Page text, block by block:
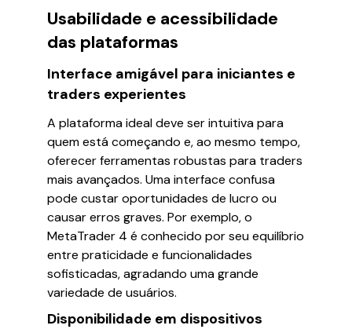
Usabilidade e acessibilidade
das plataformas
Interface amigável para iniciantes e
traders experientes
A plataforma ideal deve ser intuitiva para
quem está começando e, ao mesmo tempo,
oferecer ferramentas robustas para traders
mais avançados. Uma interface confusa
pode custar oportunidades de lucro ou
causar erros graves. Por exemplo, o
MetaTrader 4 é conhecido por seu equilíbrio
entre praticidade e funcionalidades
sofisticadas, agradando uma grande
variedade de usuários.
Disponibilidade em dispositivos